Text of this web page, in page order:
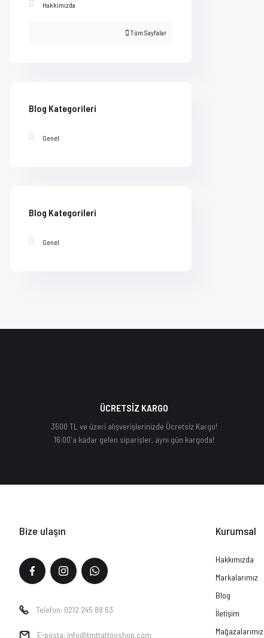
Hakkımızda
Tüm Sayfalar
Blog Kategorileri
Genel
Blog Kategorileri
Genel
ÜCRETSİZ KARGO
3500 TL ve üzeri alışverişlerinizde Ücretsiz Kargo!
16:00'a kadar gelen siparişler, aynı gün kargoda!
Bize ulaşın
Telefon: 0212 245 88 63
E-posta: info@tmttattooshop.com
Kurumsal
Hakkımızda
Markalarımız
Blog
İletişim
Mağazalarımız